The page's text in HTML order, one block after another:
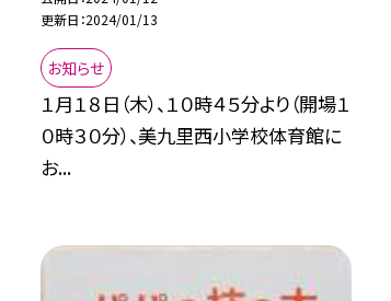
更新日 2024/01/13
お知らせ
１月１８日（木）、１０時４５分より（開場１
０時３０分）、美九里西小学校体育館に
お...